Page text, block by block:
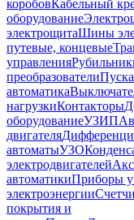
коробовКабельный
оборудование
электрощитаШины
путевые, концевые
управления
преобразователи
автоматика
нагрузкиКонтакторы
оборудованиеУЗИП
двигателя
автоматыУЗО
электродвигателей
автоматикиПриборы
электроэнергии
покрытия и